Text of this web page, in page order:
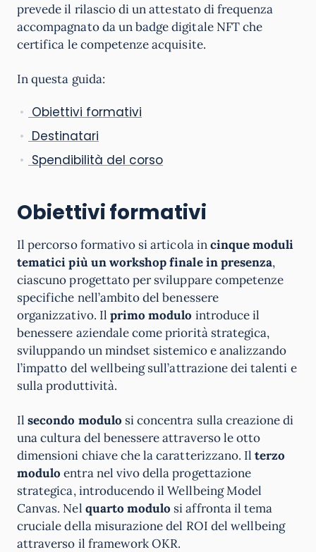
prevede il rilascio di un attestato di frequenza
accompagnato da un badge digitale NFT che
certifica le competenze acquisite.
In questa guida:
Obiettivi formativi
Destinatari
Spendibilità del corso
Obiettivi formativi
Il percorso formativo si articola incinque moduli
tematici più un workshop finale in presenza,
ciascuno progettato per sviluppare competenze
specifiche nell’ambito del benessere
organizzativo. Il primo modulo introduce il
benessere aziendale come priorità strategica,
sviluppando un mindset sistemico e analizzando
l’impatto del wellbeing sull’attrazione dei talenti e
sulla produttività.
Ilsecondo modulo si concentra sulla creazione di
una cultura del benessere attraverso le otto
dimensioni chiave che la caratterizzano. Ilterzo
modulo entra nel vivo della progettazione
strategica, introducendo il Wellbeing Model
Canvas. Nel quarto modulo si affronta il tema
cruciale della misurazione del ROI del wellbeing
attraverso il framework OKR.